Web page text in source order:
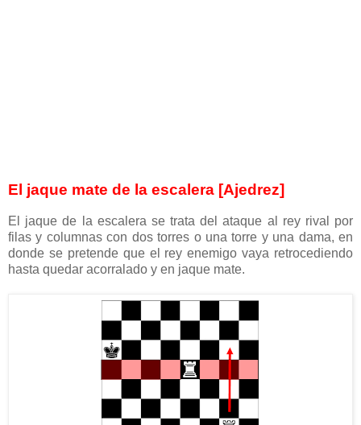
El jaque mate de la escalera [Ajedrez]
El jaque de la escalera se trata del ataque al rey rival por
filas y columnas con dos torres o una torre y una dama, en
donde se pretende que el rey enemigo vaya retrocediendo
hasta quedar acorralado y en jaque mate.